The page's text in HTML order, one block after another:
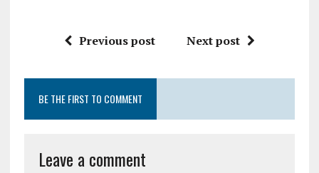
Previous post Next post
BE THE FIRST TO COMMENT
Leave a comment